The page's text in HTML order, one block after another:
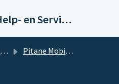
Pitane Mobility Help- en Servicedesk
Pitane Mobility - Toewijzer